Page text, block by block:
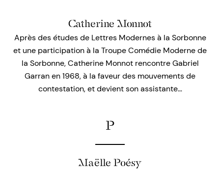
Catherine Monnot
Après des études de Lettres Modernes à la Sorbonne
et une participation à la Troupe Comédie Moderne de
la Sorbonne, Catherine Monnot rencontre Gabriel
Garran en 1968, à la faveur des mouvements de
contestation, et devient son assistante…
P
Maëlle Poésy